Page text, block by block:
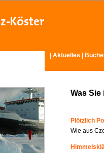
Aktuelles
Was
Plötzlich
Wie aus